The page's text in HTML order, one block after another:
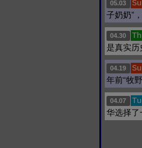
05.03
子奶奶”
04.30
是真实历
04.19
年前“牧
04.07
华选择了